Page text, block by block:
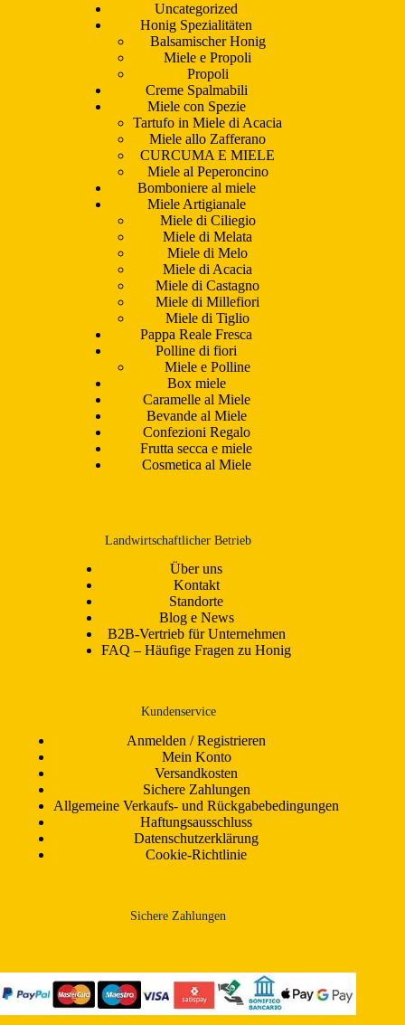
Uncategorized
Honig Spezialitäten
Balsamischer Honig
Miele e Propoli
Propoli
Creme Spalmabili
Miele con Spezie
Tartufo in Miele di Acacia
Miele allo Zafferano
CURCUMA E MIELE
Miele al Peperoncino
Bomboniere al miele
Miele Artigianale
Miele di Ciliegio
Miele di Melata
Miele di Melo
Miele di Acacia
Miele di Castagno
Miele di Millefiori
Miele di Tiglio
Pappa Reale Fresca
Polline di fiori
Miele e Polline
Box miele
Caramelle al Miele
Bevande al Miele
Confezioni Regalo
Frutta secca e miele
Cosmetica al Miele
Landwirtschaftlicher Betrieb
Über uns
Kontakt
Standorte
Blog e News
B2B-Vertrieb für Unternehmen
FAQ – Häufige Fragen zu Honig
Kundenservice
Anmelden / Registrieren
Mein Konto
Versandkosten
Sichere Zahlungen
Allgemeine Verkaufs- und Rückgabebedingungen
Haftungsausschluss
Datenschutzerklärung
Cookie-Richtlinie
Sichere Zahlungen